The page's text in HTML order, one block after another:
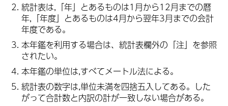
統計表は,「年」とあるものは1月から12月までの暦
年,「年度」とあるものは4月から翌年3月までの会計
年度である。
本年鑑を利用する場合は、統計表欄外の「注」を参照
されたい。
本年鑑の単位は,すべてメートル法による。
統計表の数字は,単位未満を四捨五入してある。した
がって合計数と内訳の計が一致しない場合がある。